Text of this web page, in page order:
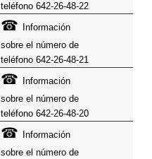
teléfono 642-26-48-22
☎
Información
sobre el número de
teléfono 642-26-48-21
☎
Información
sobre el número de
teléfono 642-26-48-20
☎
Información
sobre el número de